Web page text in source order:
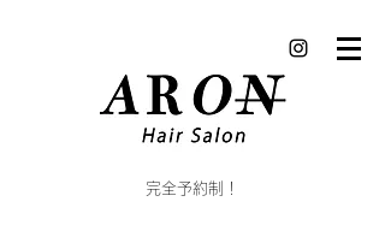
完全予約制！